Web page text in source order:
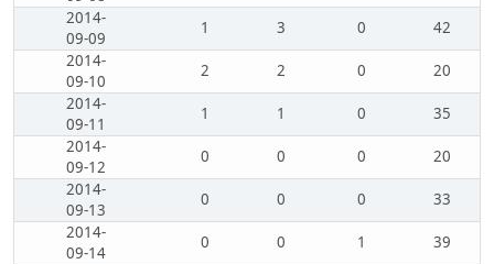
2014-
09-09
1 3 0
42
2014-
09-10
2 2 0
20
2014-
09-11
1 1 0
35
2014-
09-12
0 0 0
20
2014-
09-13
0 0 0
33
2014-
09-14
0 0 1
39